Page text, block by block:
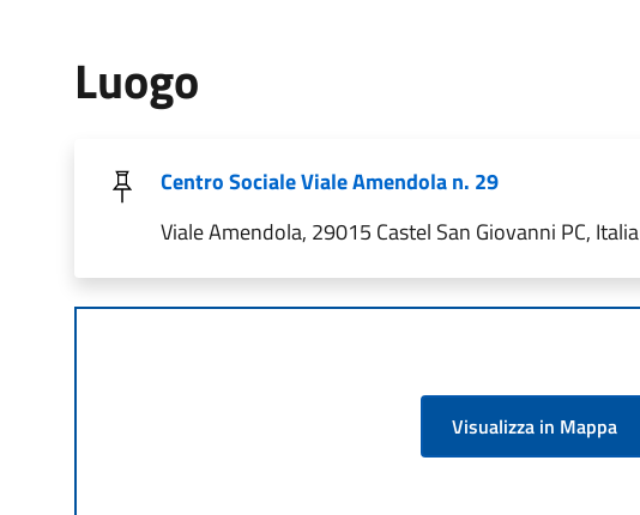
Luogo
Centro Sociale Viale Amendola n. 29
Viale Amendola, 29015 Castel San Giovanni PC, Italia
Visualizza in Mappa